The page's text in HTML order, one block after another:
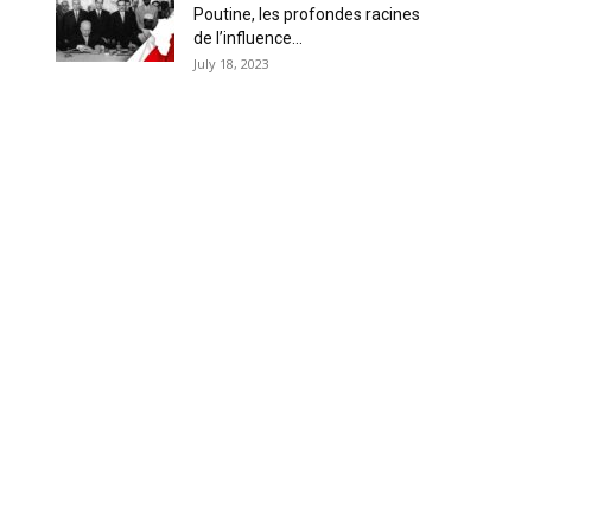
Poutine, les profondes racines
de l’influence...
July 18, 2023